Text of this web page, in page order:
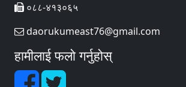
०८८-४१३०६५
daorukumeast76@gmail.com
हामीलाई फलो गर्नुहोस्